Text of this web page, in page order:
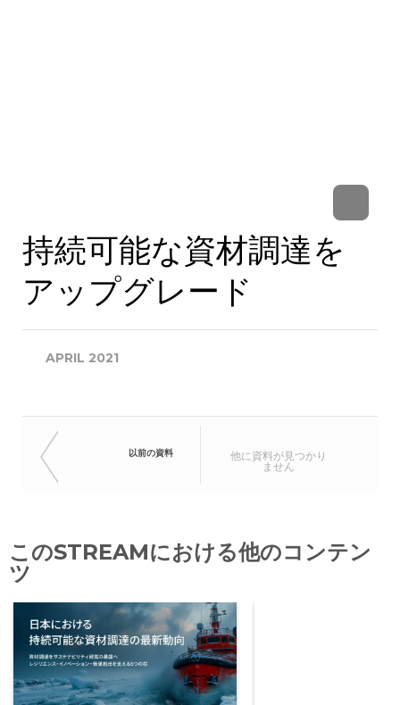
持続可能な資材調達を
アップグレード
APRIL 2021
以前の資料
他に資料が見つかり
ません
このSTREAMにおける他のコンテン
ツ